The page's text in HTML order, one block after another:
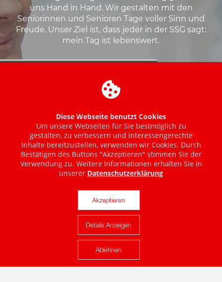
Karte anzeigen
Diese Webseite benutzt Cookies
Um unsere Webseiten für Sie bestmöglich zu
gestalten, zu verbessern und interessengerechte
Inhalte bereitzustellen, verwenden wir Cookies. Durch
Bestätigen des Buttons "Akzeptieren" stimmen Sie der
Verwendung zu. Weitere Informationen erhalten Sie in
unserer Datenschutzerklärung
Akzeptieren
Details Anzeigen
Ablehnen